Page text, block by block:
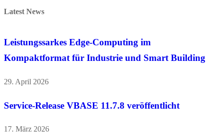
Latest News
Leistungssarkes Edge-Computing im
Kompaktformat für Industrie und Smart Building
29. April 2026
Service-Release VBASE 11.7.8 veröffentlicht
17. März 2026